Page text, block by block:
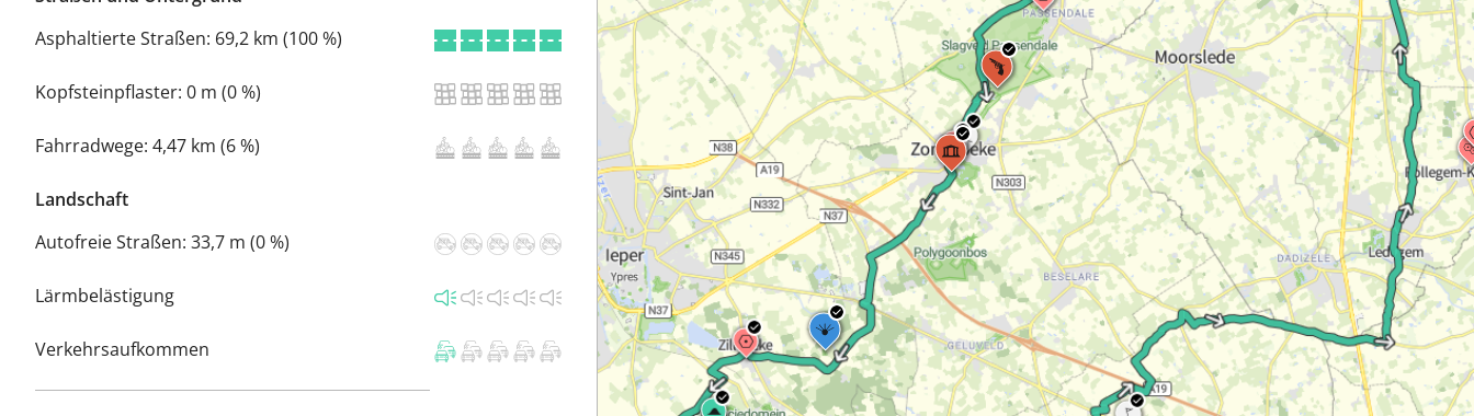
Asphaltierte Straßen: 69,2 km (100 %)
Kopfsteinpflaster: 0 m (0 %)
Fahrradwege: 4,47 km (6 %)
Landschaft
Autofreie Straßen: 33,7 m (0 %)
Lärmbelästigung
Verkehrsaufkommen